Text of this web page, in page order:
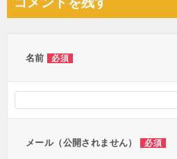
名前 必須
メール（公開されません） 必須